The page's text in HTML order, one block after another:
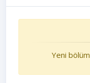
Yeni